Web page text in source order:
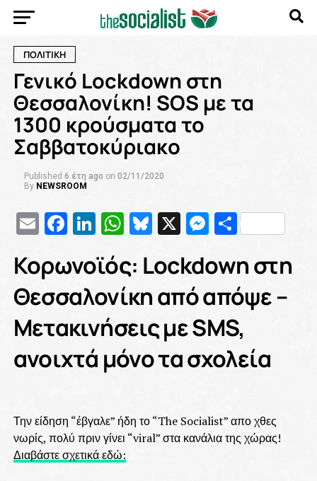
ΠΟΛΙΤΙΚΗ
Γενικό Lockdown στη
Θεσσαλονίκη! SOS με τα
1300 κρούσματα το
Σαββατοκύριακο
Published 6 έτη ago on 02/11/2020
By NEWSROOM
EmailFacebook
LinkedIn
WhatsApp
Bluesky
X
Κορωνοϊός: Lockdown στη
Θεσσαλονίκη από απόψε –
Μετακινήσεις με SMS,
ανοιχτά μόνο τα σχολεία
Την είδηση “έβγαλε” ήδη το “The Socialist” απο χθες
νωρίς, πολύ πριν γίνει “viral” στα κανάλια της χώρας!
Διαβάστε σχετικά εδώ: